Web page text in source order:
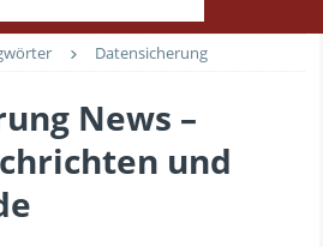
Datensicherung
News –
und